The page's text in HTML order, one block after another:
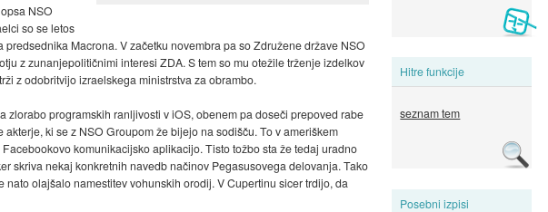
Hitre funkcije
seznam tem
Posebni izpisi
NSO
so se letos
Macrona. V začetku novembra pa so Združene države NSO
z zunanjepolitičnimi interesi ZDA. S tem so mu otežile trženje izdelkov
z odobritvijo izraelskega ministrstva za obrambo.
programskih ranljivosti v iOS, obenem pa doseči prepoved rabe
ki se z NSO Groupom že bijejo na sodišču. To v ameriškem
komunikacijsko aplikacijo. Tisto tožbo sta že tedaj uradno
skriva nekaj konkretnih navedb načinov Pegasusovega delovanja. Tako
olajšalo namestitev vohunskih orodij. V Cupertinu sicer trdijo, da